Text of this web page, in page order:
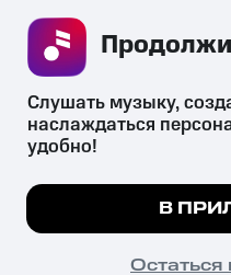
СКАЧАТЬ
психотропных веществ, их
их незаконный оборот
законодательством
© 2026 ООО «КИОН».
Мы используем куки,
Подробнее
Слушать музыку,
наслаждаться
удобно!
В
Остаться